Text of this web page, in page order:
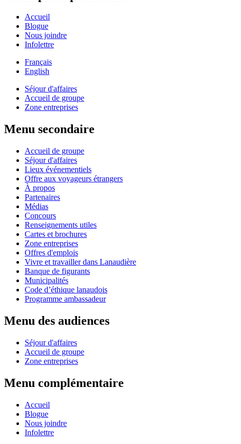
Accueil
Blogue
Nous joindre
Infolettre
Français
English
Séjour d'affaires
Accueil de groupe
Zone entreprises
Menu secondaire
Accueil de groupe
Séjour d'affaires
Lieux événementiels
Offre aux voyageurs étrangers
À propos
Partenaires
Médias
Concours
Renseignements utiles
Cartes et brochures
Zone entreprises
Offres d'emplois
Vivre et travailler dans Lanaudière
Banque de figurants
Municipalités
Code d’éthique lanaudois
Programme ambassadeur
Menu des audiences
Séjour d'affaires
Accueil de groupe
Zone entreprises
Menu complémentaire
Accueil
Blogue
Nous joindre
Infolettre